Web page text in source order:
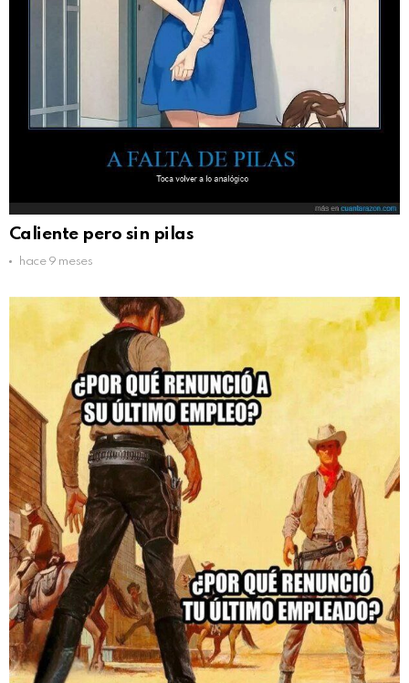
Caliente pero sin pilas
hace 9 meses